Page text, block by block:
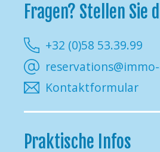
Fragen? Stellen Sie
+32 (0)58 53.39.99
Kontaktformular
Praktische Infos